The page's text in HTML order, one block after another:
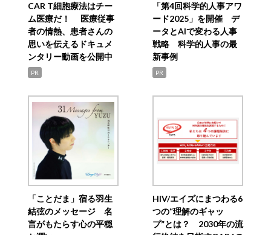
CAR T細胞療法はチー
ム医療だ！ 医療従事
者の情熱、患者さんの
思いを伝えるドキュメ
ンタリー動画を公開中
PR
「第4回科学的人事アワ
ード2025」を開催 デ
ータとAIで変わる人事
戦略 科学的人事の最
新事例
PR
「ことだま」宿る羽生
結弦のメッセージ 名
言がもたらす心の平穏
HIV/エイズにまつわる6
つの“理解のギャッ
プ”とは？ 2030年の流